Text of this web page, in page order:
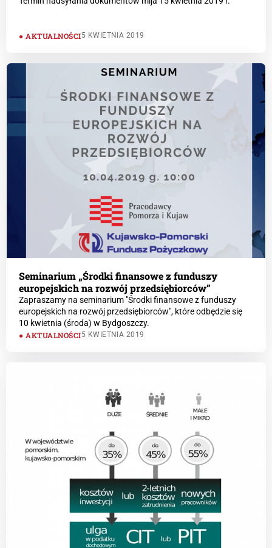
AKTUALNOŚCI5 KWIETNIA 2019
Seminarium „Środki finansowe z funduszy
europejskich na rozwój przedsiębiorców”
Zapraszamy na seminarium "Środki finansowe z funduszy
europejskich na rozwój przedsiębiorców", które odbędzie się
10 kwietnia (środa) w Bydgoszczy.
AKTUALNOŚCI5 KWIETNIA 2019